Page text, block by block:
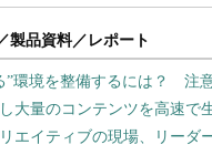
製品資料／レポート
”環境を整備するには？ 注
大量のコンテンツを高速で
エイティブの現場、リーダ